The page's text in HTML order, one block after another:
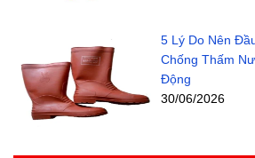
5 Lý Do Nên
Chống Thấm
Động
30/06/2026